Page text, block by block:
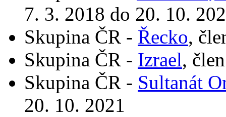
7. 3. 2018 do 20. 10.
Skupina ČR - Řecko,
Skupina ČR - Izrael,
Skupina ČR - Sultanát
20. 10. 2021